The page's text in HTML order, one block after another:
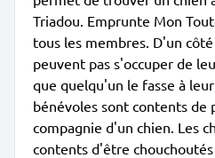
Triadou. Emprunte Mon
tous les membres. D'un
peuvent pas s'occuper de
que quelqu'un le fasse à
bénévoles sont contents de
compagnie d'un chien. Les
contents d'être